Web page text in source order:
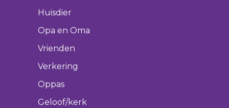
Huisdier
Opa en Oma
Vrienden
Verkering
Oppas
Geloof/kerk